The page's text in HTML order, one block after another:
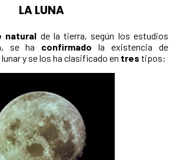
LA LUNA
natural de la tierra, según los estudios
se ha confirmado la existencia de
y se los ha clasificado en tres tipos: